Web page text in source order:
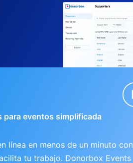
para eventos simplificada
línea en menos de un minuto con
tu trabajo. Donorbox Events